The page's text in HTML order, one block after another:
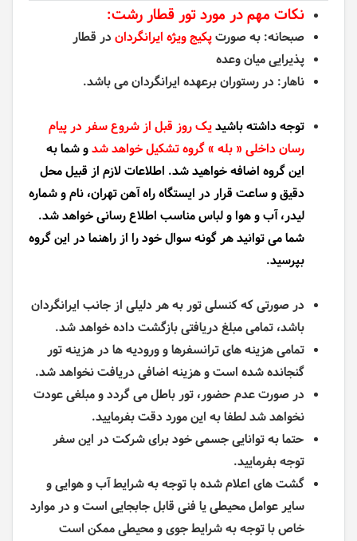
نکات مهم در مورد تور قطار رشت:
صبحانه: به صورتپکیج ویژه ایرانگردان در قطار
پذیرایی میان وعده
ناهار: در رستوران برعهده ایرانگردان می باشد.
توجه داشته باشیدیک روز قبل از شروع سفر در پیام
رسان داخلی « بله » گروه تشکیل خواهد شدو شما به
این گروه اضافه خواهید شد. اطلاعات لازم از قبیل محل
دقیق و ساعت قرار در ایستگاه راه آهن تهران، نام و شماره
لیدر، آب و هوا و لباس مناسب اطلاع رسانی خواهد شد.
شما می توانید هر گونه سوال خود را از راهنما در این گروه
بپرسید.
در صورتی که کنسلی تور به هر دلیلی از جانب ایرانگردان
باشد، تمامی مبلغ دریافتی بازگشت داده خواهد شد.
تمامی هزینه های ترانسفرها و ورودیه ها در هزینه تور
گنجانده شده است و هزینه اضافی دریافت نخواهد شد.
در صورت عدم حضور، تور باطل می گردد و مبلغی عودت
نخواهد شد لطفا به این مورد دقت بفرمایید.
حتما به توانایی جسمی خود برای شرکت در این سفر
توجه بفرمایید.
گشت های اعلام شده با توجه به شرایط آب و هوایی و
سایر عوامل محیطی یا فنی قابل جابجایی است و در موارد
خاص با توجه به شرایط جوی و محیطی ممکن است